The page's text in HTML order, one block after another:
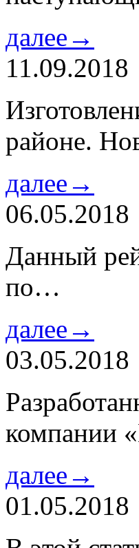
далее→
11.09.2018
районе.
далее→
06.05.2018
Данный
по…
далее→
03.05.2018
компании
далее→
01.05.2018